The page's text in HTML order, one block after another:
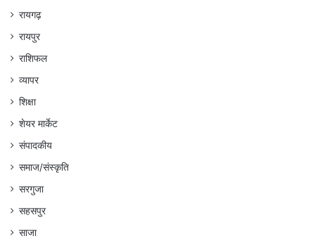
रायगढ़
रायपुर
राशिफल
व्यापर
शिक्षा
शेयर मार्केट
संपादकीय
समाज/संस्कृति
सरगुजा
सहसपुर
साजा